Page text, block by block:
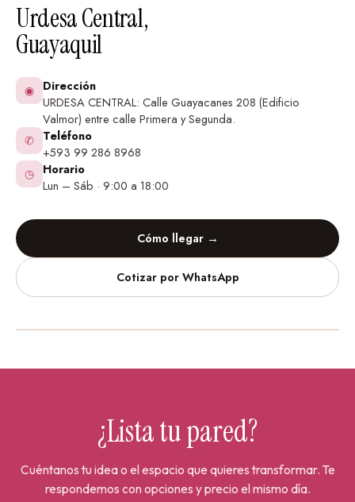
Urdesa Central,
Guayaquil
◉ Dirección
URDESA CENTRAL: Calle Guayacanes 208 (Edificio
Valmor) entre calle Primera y Segunda.
✆
Teléfono
+593 99 286 8968
◷ Horario
Lun – Sáb · 9:00 a 18:00
Cómo llegar →
Cotizar por WhatsApp
Vinilos Decorativos
¿Lista tu pared?
Cuéntanos tu idea o el espacio que quieres transformar. Te
respondemos con opciones y precio el mismo día.